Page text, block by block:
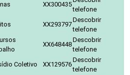
XX300435
telefone
XX293797
Descobrir
telefone
XX648448
Descobrir
telefone
Coletivo XX129576
Descobrir
telefone